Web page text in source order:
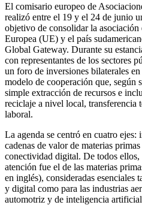
El comisario europeo de
realizó entre el 19 y el 24 de junio
objetivo de consolidar la asociación
Europea (UE) y el país
Global Gateway. Durante su
con representantes de los sectores
un foro de inversiones bilaterales
modelo de cooperación que, según
simple extracción de recursos e
reciclaje a nivel local, transferencia
laboral.
La agenda se centró en cuatro ejes:
cadenas de valor de materias
conectividad digital. De todos
atención fue el de las materias
en inglés), consideradas esenciales
y digital como para las industrias
automotriz y de inteligencia